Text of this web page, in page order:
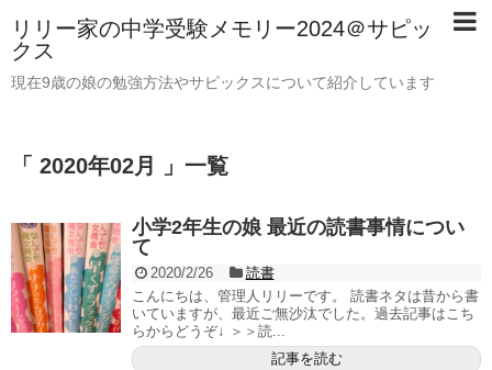
リリー家の中学受験メモリー2024＠サピッ
クス
現在9歳の娘の勉強方法やサピックスについて紹介しています
「 2020年02月 」一覧
小学2年生の娘 最近の読書事情につい
て
2020/2/26
読書
こんにちは、管理人リリーです。 読書ネタは昔から書
いていますが、最近ご無沙汰でした。過去記事はこち
らからどうぞ↓ ＞＞読...
記事を読む